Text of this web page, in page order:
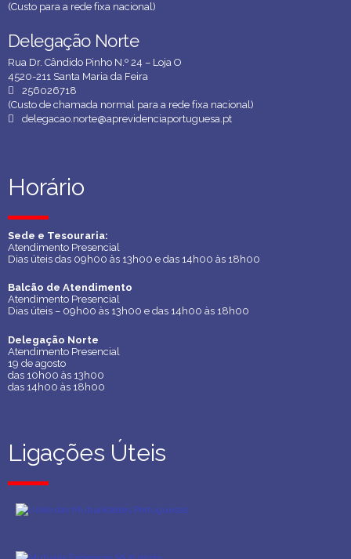
(Custo para a rede fixa nacional)
Delegação Norte
Delegação Norte
Rua Dr. Cândido Pinho N.º 24 – Loja O
4520-211 Santa Maria da Feira
256026718
(Custo de chamada normal para a rede fixa nacional)
delegacao.norte@aprevidenciaportuguesa.pt
Horário
Horário
Sede e Tesouraria:
Atendimento Presencial
Dias úteis das 09h00 às 13h00 e das 14h00 às 18h00
Sede e Tesouraria:
Atendimento Presencial
Dias úteis das 09h00 às 13h00 e das 14h00 às 18h00
Balcão de Atendimento
Atendimento Presencial
Dias úteis – 09h00 às 13h00 e das 14h00 às 18h00
Balcão de Atendimento
Atendimento Presencial
Dias úteis – 09h00 às 13h00 e das 14h00 às 18h00
Delegação Norte
Atendimento Presencial
19 de agosto
das 10h00 às 13h00
das 14h00 às 18h00
Delegação Norte
Atendimento Presencial
19 de agosto
das 10h00 às 13h00
das 14h00 às 18h00
Ligações Úteis
Ligações Úteis